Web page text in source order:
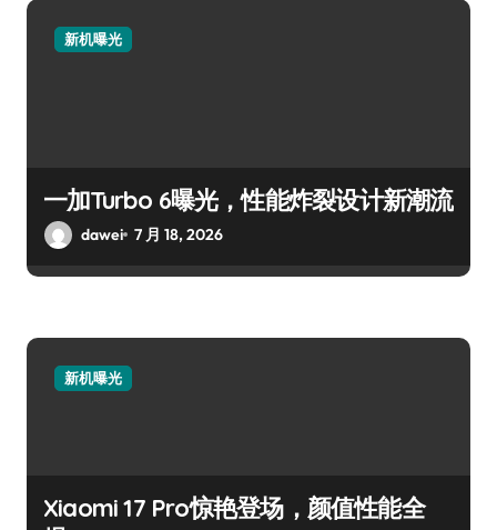
新机曝光
一加Turbo 6曝光，性能炸裂设计新潮流
dawei 7 月 18, 2026
新机曝光
Xiaomi 17 Pro惊艳登场，颜值性能全